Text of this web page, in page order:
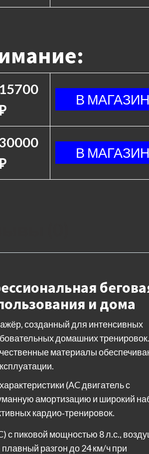
15700
и дома
созданный для интенсивных
домашних тренировок.
материалы
(AC двигатель с
амортизацию и широкий
кардио‑тренировок.
с пиковой мощностью 8 л.с.,
разгон до 24 км/ч при